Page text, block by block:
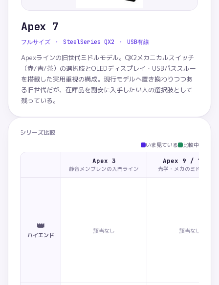
Apex 7
フルサイズ ・ SteelSeries QX2 ・ USB有線
Apexラインの旧世代ミドルモデル。QX2メカニカルスイッチ
（赤/青/茶）の選択肢とOLEDディスプレイ・USBパススルー
を搭載した実用重視の構成。現行モデルへ置き換わりつつあ
る旧世代だが、在庫品を割安に入手したい人の選択肢として
残っている。
シリーズ比較
いま見ている 比較中
Apex 3
静音メンブレンの入門ライン
Apex 9 / 7 / 5
光学・メカのミドルライ
👑
ハイエンド
該当なし 該当なし